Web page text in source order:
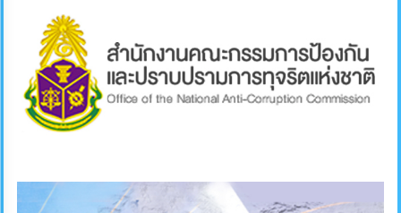
การ
ดำเนิน
การ
เพื่อ
ป้องกัน
ทุจริต